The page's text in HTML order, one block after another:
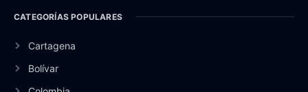
CATEGORÍAS POPULARES
Cartagena
Bolívar